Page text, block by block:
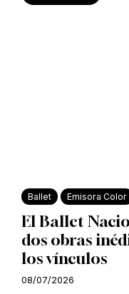
Ballet Emisora Color
El Ballet
dos obras
los vínculos
08/07/2026